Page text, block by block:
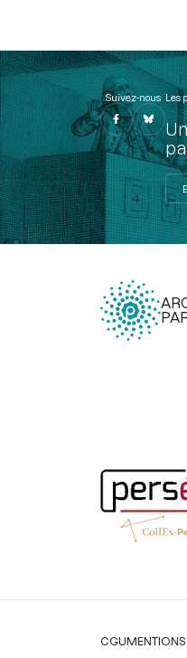
Suivez-nous Les
Légal
CGUMENTIONS